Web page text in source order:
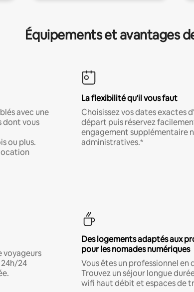
Équipements et avantages
avec une
dont vous
ou plus.
La flexibilité qu'il vous faut
Choisissez vos dates exactes
départ puis réservez
engagement supplémentaire
administratives.*
voyageurs
24
Des logements adaptés aux
pour les nomades numériques
Vous êtes un professionnel en
Trouvez un séjour longue
wifi haut débit et espaces de